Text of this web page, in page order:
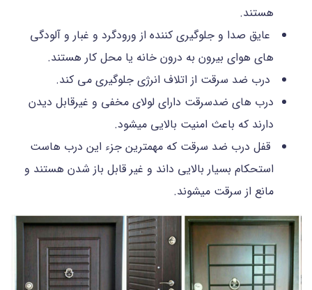
هستند.
عایق صدا و جلوگیری کننده از ورودگرد و غبار و آلودگی
های هوای بیرون به درون خانه یا محل کار هستند.
درب ضد سرقت از اتلاف انرژی جلوگیری می کند.
درب های ضدسرقت دارای لولای مخفی و غیرقابل دیدن
دارند که باعث امنیت بالایی میشود.
قفل درب ضد سرقت که مهمترین جزء این درب هاست
استحکام بسیار بالایی داند و غیر قابل باز شدن هستند و
مانع از سرقت میشوند.